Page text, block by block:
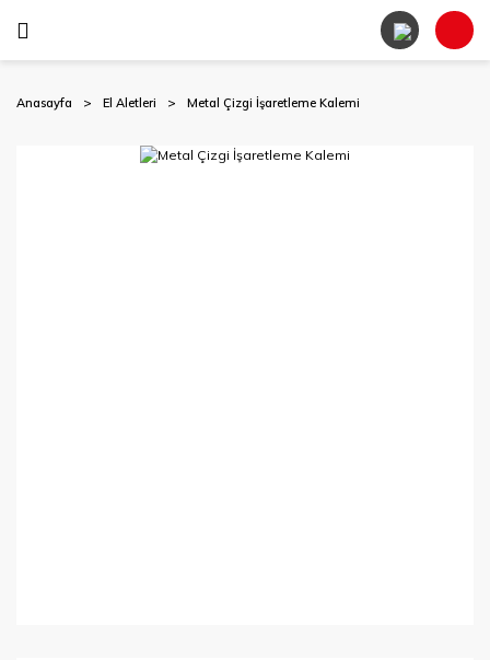
Anasayfa El Aletleri Metal Çizgi İşaretleme Kalemi